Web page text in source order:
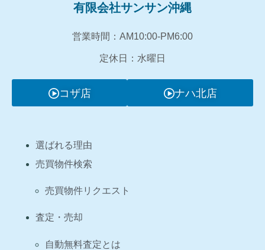
有限会社サンサン沖縄
営業時間：AM10:00‐PM6:00
定休日：水曜日
コザ店 ナハ北店
選ばれる理由
売買物件検索
売買物件リクエスト
査定・売却
自動無料査定とは